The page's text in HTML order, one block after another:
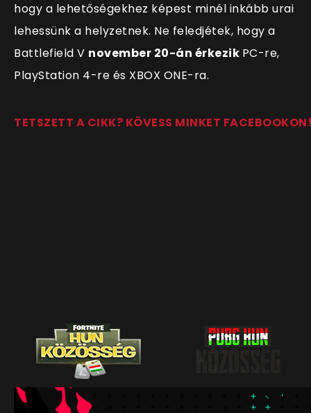
hogy a lehetőségekhez képest minél inkább urai
lehessünk a helyzetnek. Ne feledjétek, hogy a
Battlefield V november 20-án érkezik PC-re,
PlayStation 4-re és XBOX ONE-ra.
TETSZETT A CIKK? KÖVESS MINKET